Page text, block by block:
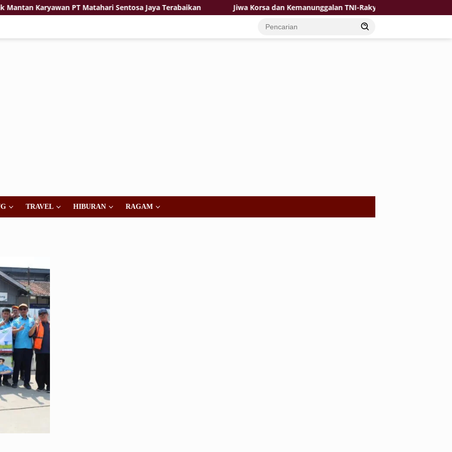
PT Matahari Sentosa Jaya Terabaikan Jiwa Korsa dan Kemanunggalan TNI-Rakyat Jadi Kekuatan TMMD di
TRAVEL HIBURAN RAGAM